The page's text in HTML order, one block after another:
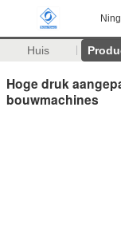
Huis
Hoge druk
bouwmachines